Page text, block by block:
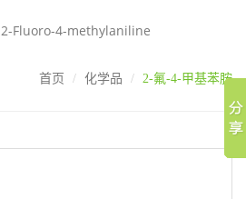
2-Fluoro-4-methylaniline
首页 化学品 2-氟-4-甲基苯胺